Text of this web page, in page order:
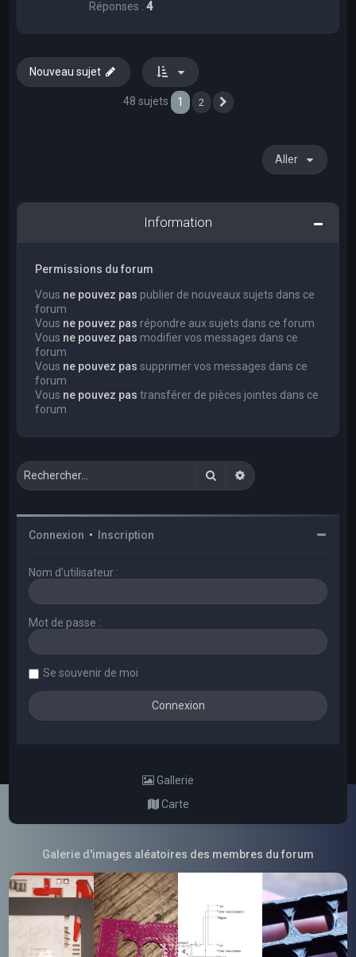
Réponses :4
Nouveau sujet
48 sujets 1 2
Aller
Information
Permissions du forum
Vous ne pouvez pas publier de nouveaux sujets dans ce
forum
Vous ne pouvez pas répondre aux sujets dans ce forum
Vous ne pouvez pas modifier vos messages dans ce
forum
Vous ne pouvez pas supprimer vos messages dans ce
forum
Vous ne pouvez pas transférer de pièces jointes dans ce
forum
RechercherRecherche avancée
Connexion • Inscription
Nom d’utilisateur :
Mot de passe :
Se souvenir de moi
Gallerie
Carte
Galerie d'images aléatoires des membres du forum